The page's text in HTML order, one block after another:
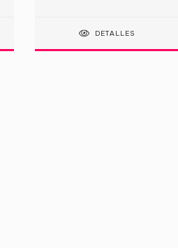
DETALLES